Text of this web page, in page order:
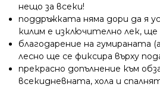
нещо за всеки!
поддръжката няма дори да я
килим е изключително лек,
благодарение на гумираната
лесно ще се фиксира върху
прекрасно допълнение към
всекидневната, хола и